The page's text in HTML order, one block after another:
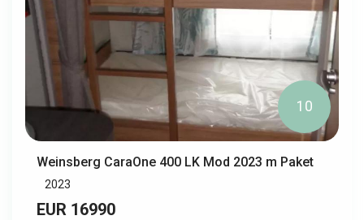
10
Weinsberg CaraOne 400 LK Mod 2023 m Paket
2023
EUR 16990